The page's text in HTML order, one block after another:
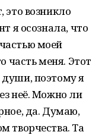
это возникло
я осознала, что
моей
часть меня. Этот
поэтому я
неё. Можно ли
да. Думаю,
творчества. Та